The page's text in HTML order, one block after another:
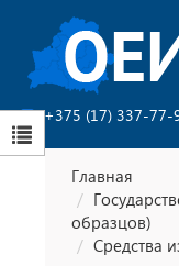
+375 (17) 337-77-
Главная
образцов)
Средства